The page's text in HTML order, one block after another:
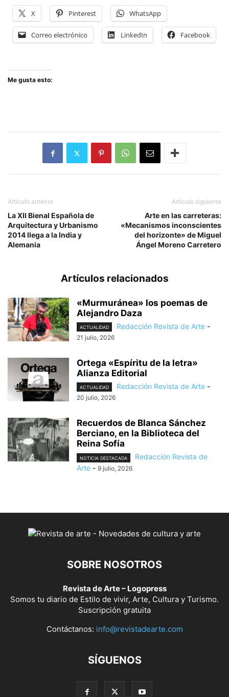
X Pinterest WhatsApp
Correo electrónico LinkedIn Facebook
Me gusta esto:
Artículo anterior
La XII Bienal Española de
Arquitectura y Urbanismo
2014 llega a la India y
Alemania
Artículo siguiente
Arte en las carreteras:
«Mecanismos inconscientes
del horizonte» de Miguel
Ángel Moreno Carretero
Artículos relacionados
«Murmuránea» los poemas de
Alejandro Daza
ACTUALIDAD Redacción Revista de Arte -
21 julio, 2026
Ortega «Espíritu de la letra»
Alianza Editorial
ACTUALIDAD Redacción Revista de Arte -
20 julio, 2026
Recuerdos de Blanca Sánchez
Berciano, en la Biblioteca del
Reina Sofía
NOTICIA DESTACADA
Redacción Revista de
Arte - 9 julio, 2026
SOBRE NOSOTROS
Revista de Arte – Logopress
Somos tu diario de Estilo de vivir, Arte, Cultura y Turismo.
Suscripción gratuita
Contáctanos: info@revistadearte.com
SÍGUENOS